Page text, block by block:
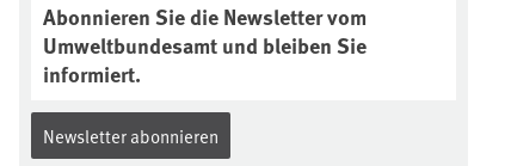
Abonnieren Sie die Newsletter vom
Umweltbundesamt und bleiben Sie
informiert.
Newsletter abonnieren